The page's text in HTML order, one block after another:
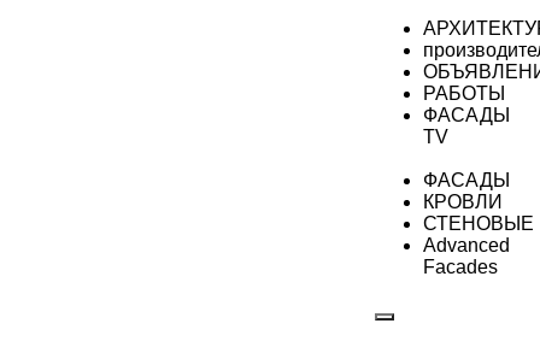
РАБОТЫ
ФАСАДЫ
TV
ФАСАДЫ
КРОВЛИ
СТЕНОВЫЕ
Advanced
Facades